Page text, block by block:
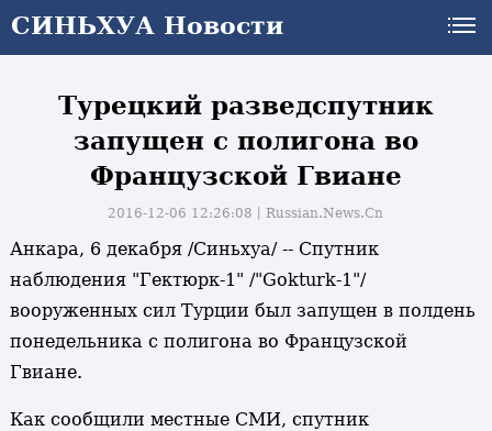
СИНЬХУА Новости
Турецкий разведспутник
запущен с полигона во
Французской Гвиане
2016-12-06 12:26:08丨Russian.News.Cn
Анкара, 6 декабря /Синьхуа/ -- Спутник
наблюдения "Гектюрк-1" /"Gokturk-1"/
вооруженных сил Турции был запущен в полдень
понедельника с полигона во Французской
Гвиане.
Как сообщили местные СМИ, спутник